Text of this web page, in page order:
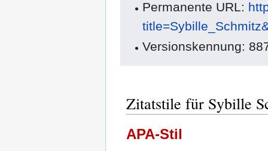
Permanente URL:
Versionskennung:
Zitatstile für Sybille
APA-Stil